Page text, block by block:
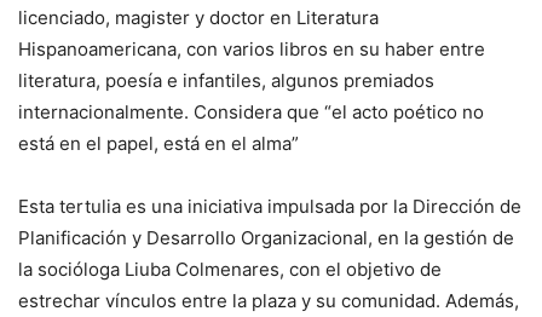
licenciado, magister y doctor en Literatura
Hispanoamericana, con varios libros en su haber entre
literatura, poesía e infantiles, algunos premiados
internacionalmente. Considera que “el acto poético no
está en el papel, está en el alma”
Esta tertulia es una iniciativa impulsada por la Dirección de
Planificación y Desarrollo Organizacional, en la gestión de
la socióloga Liuba Colmenares, con el objetivo de
estrechar vínculos entre la plaza y su comunidad. Además,